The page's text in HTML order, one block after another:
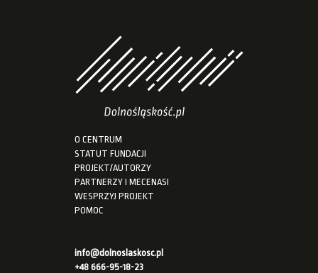
O CENTRUM
STATUT FUNDACJI
PROJEKT/AUTORZY
PARTNERZY I MECENASI
WESPRZYJ PROJEKT
POMOC
info@dolnoslaskosc.pl
+48 666-95-18-23